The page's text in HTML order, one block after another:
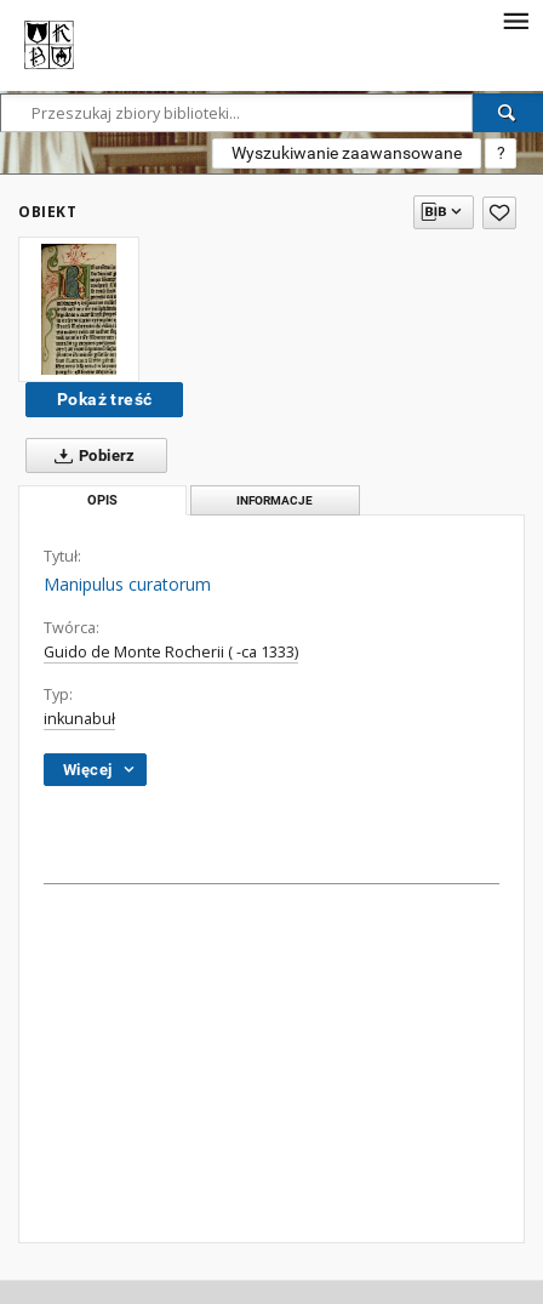
Wyszukiwanie zaawansowane ?
OBIEKT
Pokaż treść
Pobierz
OPIS INFORMACJE
Tytuł:
Manipulus curatorum
Twórca:
Guido de Monte Rocherii ( -ca 1333)
Typ:
inkunabuł
Więcej